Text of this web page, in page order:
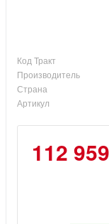
Код Тракт
Производитель
Страна
Артикул
112